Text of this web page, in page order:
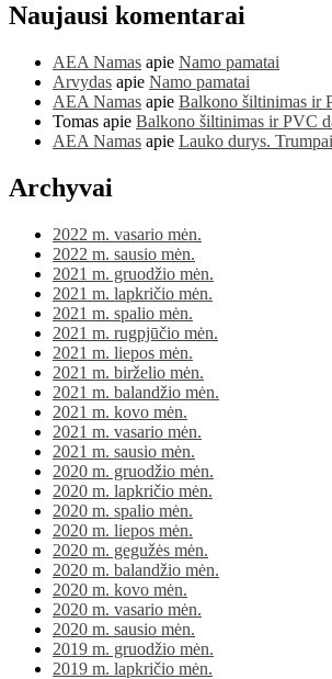
Naujausi komentarai
AEA Namas apie Namo pamatai
Arvydas apie Namo pamatai
AEA Namas apie Balkono šiltinimas ir
Tomas apie Balkono šiltinimas ir PVC
AEA Namas apie Lauko durys.
Archyvai
2022 m. vasario mėn.
2022 m. sausio mėn.
2021 m. gruodžio mėn.
2021 m. lapkričio mėn.
2021 m. spalio mėn.
2021 m. rugpjūčio mėn.
2021 m. liepos mėn.
2021 m. birželio mėn.
2021 m. balandžio mėn.
2021 m. kovo mėn.
2021 m. vasario mėn.
2021 m. sausio mėn.
2020 m. gruodžio mėn.
2020 m. lapkričio mėn.
2020 m. spalio mėn.
2020 m. liepos mėn.
2020 m. gegužės mėn.
2020 m. balandžio mėn.
2020 m. kovo mėn.
2020 m. vasario mėn.
2020 m. sausio mėn.
2019 m. gruodžio mėn.
2019 m. lapkričio mėn.